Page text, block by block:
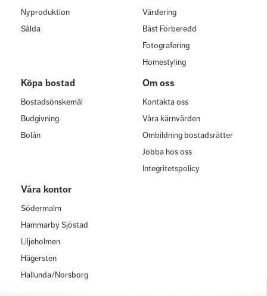
Nyproduktion
Sålda
Värdering
Bäst Förberedd
Fotografering
Homestyling
Köpa bostad
Bostadsönskemål
Budgivning
Bolån
Om oss
Kontakta oss
Våra kärnvärden
Ombildning bostadsrätter
Jobba hos oss
Integritetspolicy
Våra kontor
Södermalm
Hammarby Sjöstad
Liljeholmen
Hägersten
Hallunda/Norsborg